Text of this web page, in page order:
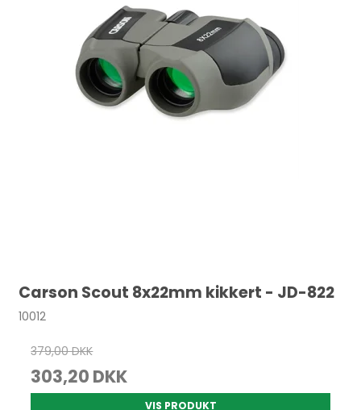
Carson Scout 8x22mm kikkert - JD-822
10012
379,00 DKK
303,20 DKK
VIS PRODUKT